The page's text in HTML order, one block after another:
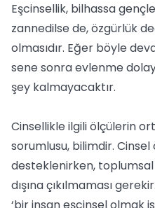
Eşcinsellik, bilhassa
zannedilse de, özgürlük
olmasıdır. Eğer böyle
sene sonra evlenme
şey kalmayacaktır.
Cinsellikle ilgili ölçülerin
sorumlusu, bilimdir. Cinsel
desteklenirken,
dışına çıkılmaması